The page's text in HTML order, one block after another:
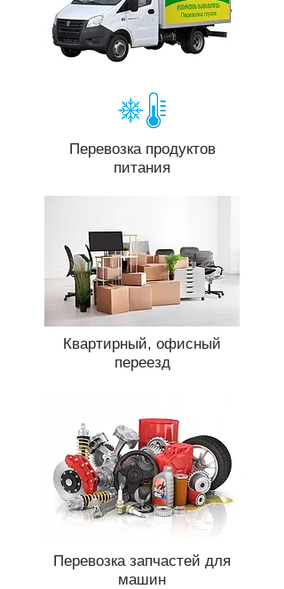
Перевозка продуктов
питания
Квартирный, офисный
переезд
Перевозка запчастей для
машин